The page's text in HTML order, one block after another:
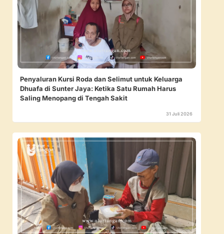
Penyaluran Kursi Roda dan Selimut untuk Keluarga
Dhuafa di Sunter Jaya: Ketika Satu Rumah Harus
Saling Menopang di Tengah Sakit
31 Juli 2026